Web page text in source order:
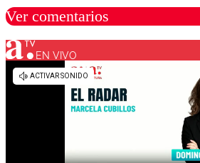
Ver comentarios
Los comentarios son moderados
diálogo
EN VIVO